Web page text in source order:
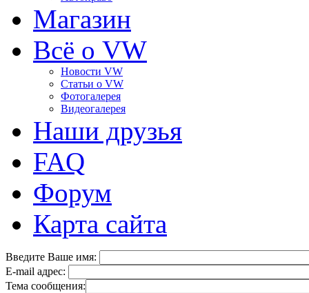
Магазин
Всё о VW
Новости VW
Статьи o VW
Фотогалерея
Видеогалерея
Наши друзья
FAQ
Форум
Карта сайта
Введите Ваше имя:
E-mail адрес:
Тема сообщения: